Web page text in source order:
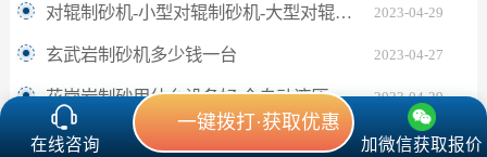
2023-04-29
对辊制砂机-小型对辊制砂机-大型对辊制砂机
2023-04-27
玄武岩制砂机多少钱一台
2023-04-29
花岗岩制砂用什么设备好 全自动液压对辊制砂机
在线咨询
一键拨打·获取优惠
加微信获取报价